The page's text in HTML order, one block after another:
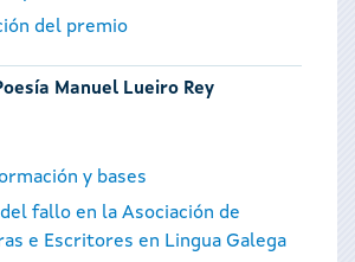
del premio
Manuel Lueiro Rey
y bases
fallo en la Asociación de
e Escritores en Lingua Galega